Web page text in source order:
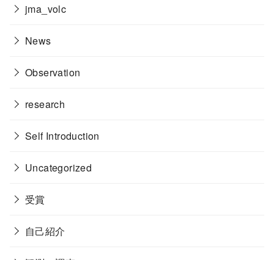
jma_volc
News
Observation
research
Self Introduction
Uncategorized
受賞
自己紹介